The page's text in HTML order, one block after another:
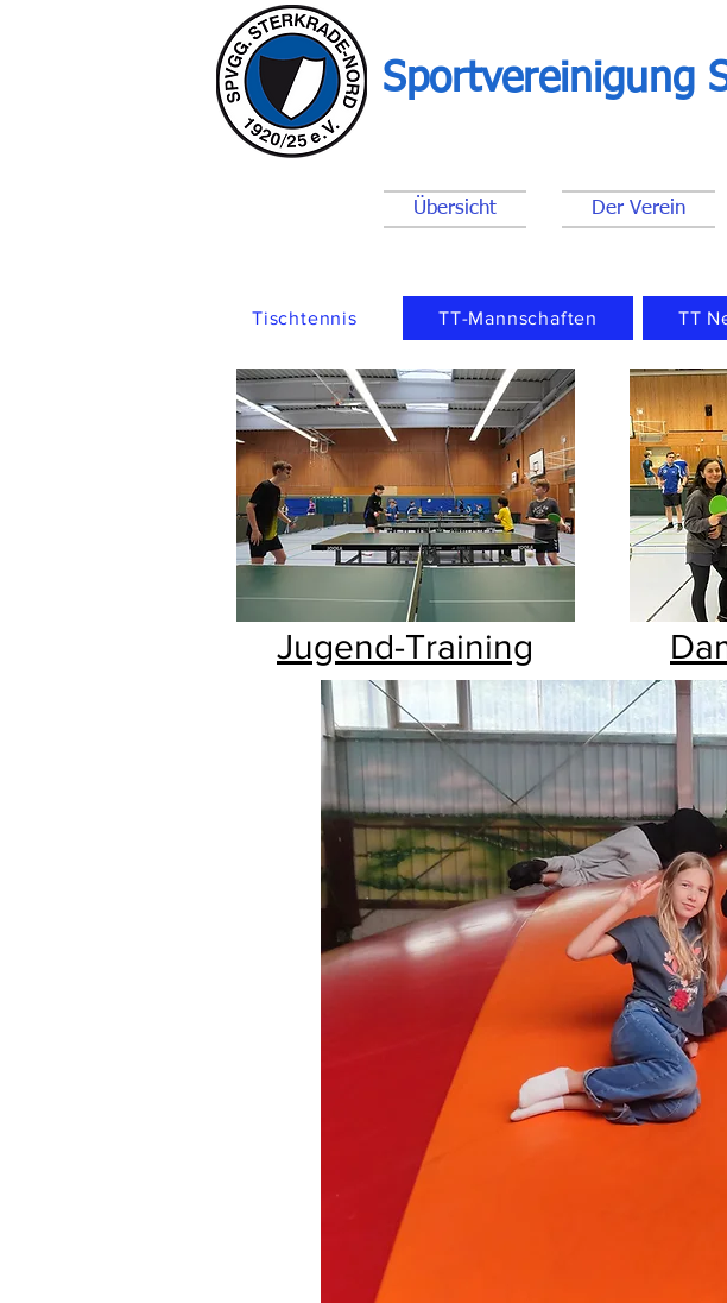
Sportvereinigung
Übersicht Der Verein
Tischtennis TT-Mannschaften TT
Jugend-Training